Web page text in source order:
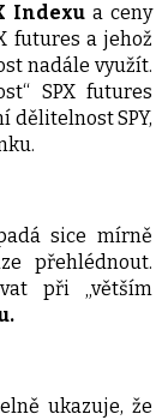
Indexu a ceny
futures a jehož
nadále využít.
SPX futures
dělitelnost SPY,
sice mírně
přehlédnout.
při „větším
ukazuje, že